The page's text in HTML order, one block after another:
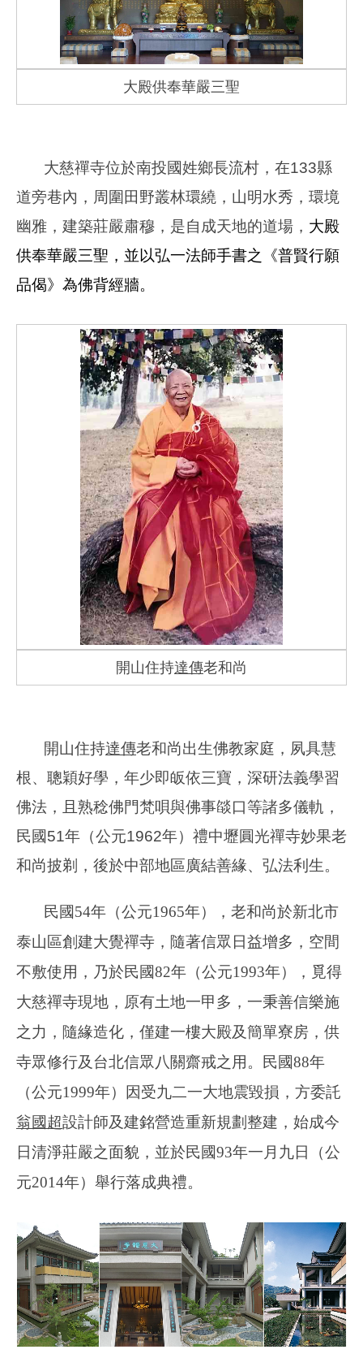
大殿供奉華嚴三聖
大慈禪寺位於南投國姓鄉長流村，在133縣
道旁巷內，周圍田野叢林環繞，山明水秀，環境
幽雅，建築莊嚴肅穆，是自成天地的道場， 大殿
供奉華嚴三聖，並以弘一法師手書之《普賢行願
品偈》為佛背經牆。
開山住持達傳老和尚
開山住持達傳老和尚出生佛教家庭，夙具慧
根、聰穎好學，年少即皈依三寶，深研法義學習
佛法，且熟稔佛門梵唄與佛事燄口等諸多儀軌，
民國51年（公元1962年）禮中壢圓光禪寺妙果老
和尚披剃，後於中部地區廣結善緣、弘法利生。
民國54年（公元1965年），老和尚於新北市
泰山區創建大覺禪寺，隨著信眾日益增多，空間
不敷使用，乃於民國82年（公元1993年），覓得
大慈禪寺現地，原有土地一甲多，一秉善信樂施
之力，隨緣造化，僅建一樓大殿及簡單寮房，供
寺眾修行及台北信眾八關齋戒之用。民國88年
（公元1999年）因受九二一大地震毀損，方委託
翁國超設計師及建銘營造重新規劃整建，始成今
日清淨莊嚴之面貌，並於民國93年一月九日（公
元2014年）舉行落成典禮。